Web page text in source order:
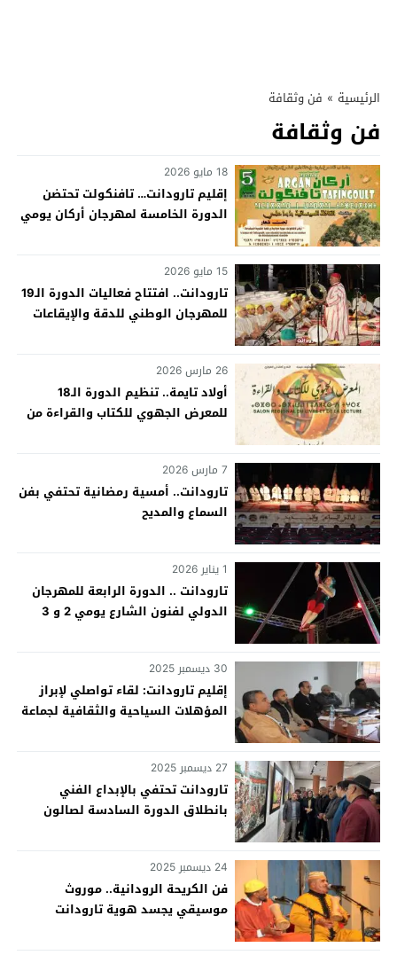
الرئيسية » فن وثقافة
فن وثقافة
18 مايو 2026
إقليم تارودانت… تافنكولت تحتضن
الدورة الخامسة لمهرجان أركان يومي
15 مايو 2026
تارودانت.. افتتاح فعاليات الدورة الـ19
للمهرجان الوطني للدقة والإيقاعات
26 مارس 2026
أولاد تايمة.. تنظيم الدورة الـ18
للمعرض الجهوي للكتاب والقراءة من
7 مارس 2026
تارودانت.. أمسية رمضانية تحتفي بفن
السماع والمديح
1 يناير 2026
تارودانت .. الدورة الرابعة للمهرجان
الدولي لفنون الشارع يومي 2 و 3
30 ديسمبر 2025
إقليم تارودانت: لقاء تواصلي لإبراز
المؤهلات السياحية والثقافية لجماعة
27 ديسمبر 2025
تارودانت تحتفي بالإبداع الفني
بانطلاق الدورة السادسة لصالون
24 ديسمبر 2025
فن الكريحة الرودانية.. موروث
موسيقي يجسد هوية تارودانت